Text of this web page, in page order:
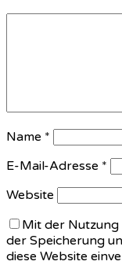
Name *
E-Mail-Adresse *
Website
Mit der Nutzung
der Speicherung
diese Website